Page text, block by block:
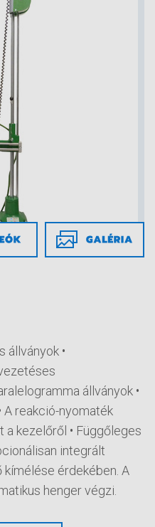
állványok •
állványok •
A reakció-nyomaték
kezelőről • Függőleges
integrált
érdekében. A
henger végzi.